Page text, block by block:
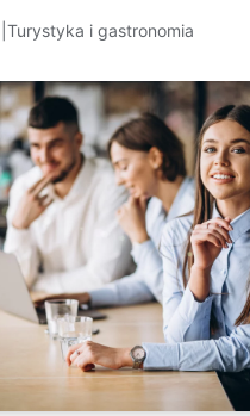
Turystyka i gastronomia